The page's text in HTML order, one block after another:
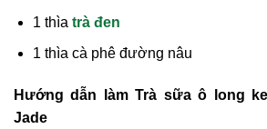
1 thìa trà đen
1 thìa cà phê đường nâu
Hướng dẫn làm Trà sữa ô long
Jade